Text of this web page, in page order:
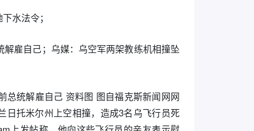
水法令；
雇自己；乌媒：乌空军两架教练机相撞坠
总统解雇自己 资料图 图自福克斯新闻网网
日托米尔州上空相撞，造成3名乌飞行员死